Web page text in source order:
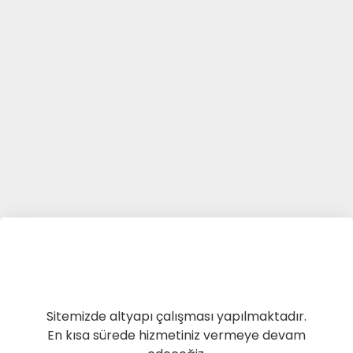
Sitemizde altyapı çalışması yapılmaktadır.
En kısa sürede hizmetiniz vermeye devam